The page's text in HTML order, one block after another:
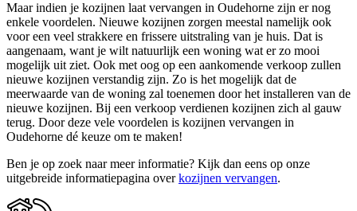
Maar indien je kozijnen laat vervangen in Oudehorne zijn er nog
enkele voordelen. Nieuwe kozijnen zorgen meestal namelijk ook
voor een veel strakkere en frissere uitstraling van je huis. Dat is
aangenaam, want je wilt natuurlijk een woning wat er zo mooi
mogelijk uit ziet. Ook met oog op een aankomende verkoop zullen
nieuwe kozijnen verstandig zijn. Zo is het mogelijk dat de
meerwaarde van de woning zal toenemen door het installeren van de
nieuwe kozijnen. Bij een verkoop verdienen kozijnen zich al gauw
terug. Door deze vele voordelen is kozijnen vervangen in
Oudehorne dé keuze om te maken!
Ben je op zoek naar meer informatie? Kijk dan eens op onze
uitgebreide informatiepagina overkozijnen vervangen.